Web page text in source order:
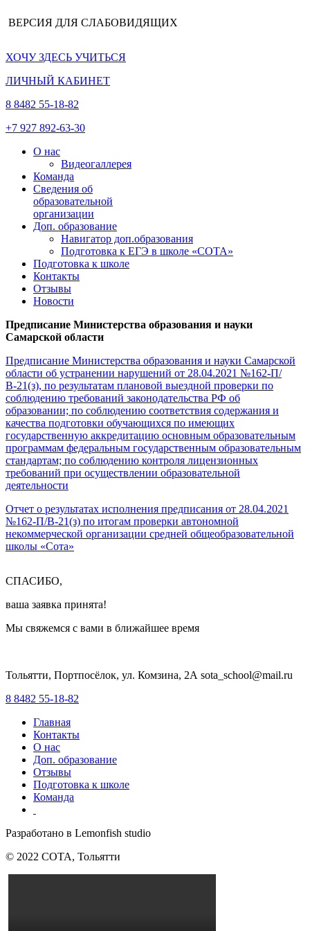
ВЕРСИЯ ДЛЯ СЛАБОВИДЯЩИХ
ХОЧУ ЗДЕСЬ УЧИТЬСЯ
ЛИЧНЫЙ КАБИНЕТ
8 8482 55-18-82
+7 927 892-63-30
О нас
Видеогаллерея
Команда
Сведения об
образовательной
организации
Доп. образование
Навигатор доп.образования
Подготовка к ЕГЭ в школе «СОТА»
Подготовка к школе
Контакты
Отзывы
Новости
Предписание Министерства образования и науки
Самарской области
Предписание Министерства образования и науки Самарской
области об устранении нарушений от 28.04.2021 №162-П/
В-21(з), по результатам плановой выездной проверки по
соблюдению требований законодательства РФ об
образовании; по соблюдению соответствия содержания и
качества подготовки обучающихся по имеющих
государственную аккредитацию основным образовательным
программам федеральным государственным образовательным
стандартам; по соблюдению контроля лицензионных
требований при осуществлении образовательной
деятельности
Отчет о результатах исполнения предписания от 28.04.2021
№162-П/В-21(з) по итогам проверки автономной
некоммерческой организации средней общеобразовательной
школы «Сота»
СПАСИБО,
ваша заявка принята!
Мы свяжемся с вами в ближайшее время
Тольятти, Портпосёлок, ул. Комзина, 2А sota_school@mail.ru
8 8482 55-18-82
Главная
Контакты
О нас
Доп. образование
Отзывы
Подготовка к школе
Команда
Разработано в Lemonfish studio
© 2022 СОТА, Тольятти